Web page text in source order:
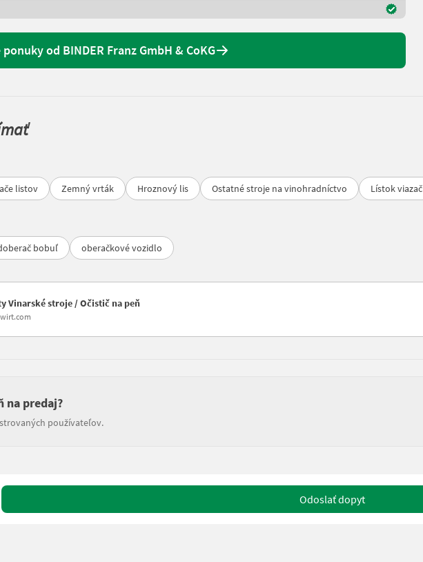
ponuky od BINDER Franz GmbH & CoKG
listov Zemný vrták Hroznový lis Ostatné stroje na vinohradníctvo Lístok viazač
bobuľ oberačkové vozidlo
Vinarské stroje / Očistič na peň
na predaj?
používateľov.
Odoslať dopyt